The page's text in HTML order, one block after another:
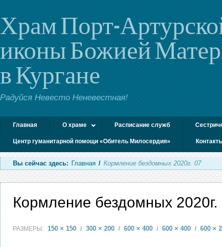
Храм Порт-
иконы Божией
в Кургане
Радуйся Невесто Неневестная!
Главная О храме Расписание служб
Центр гуманитарной помощи «Обитель Милосердия»
Вы сейчас здесь: Главная / Кормление бездомных 2020г. 07
Кормление бездомных 2020г.
РАЗМЕРЫ: 150 × 150 / 300 × 200 / 600 × 400 / 600 × 400 / 600 ×